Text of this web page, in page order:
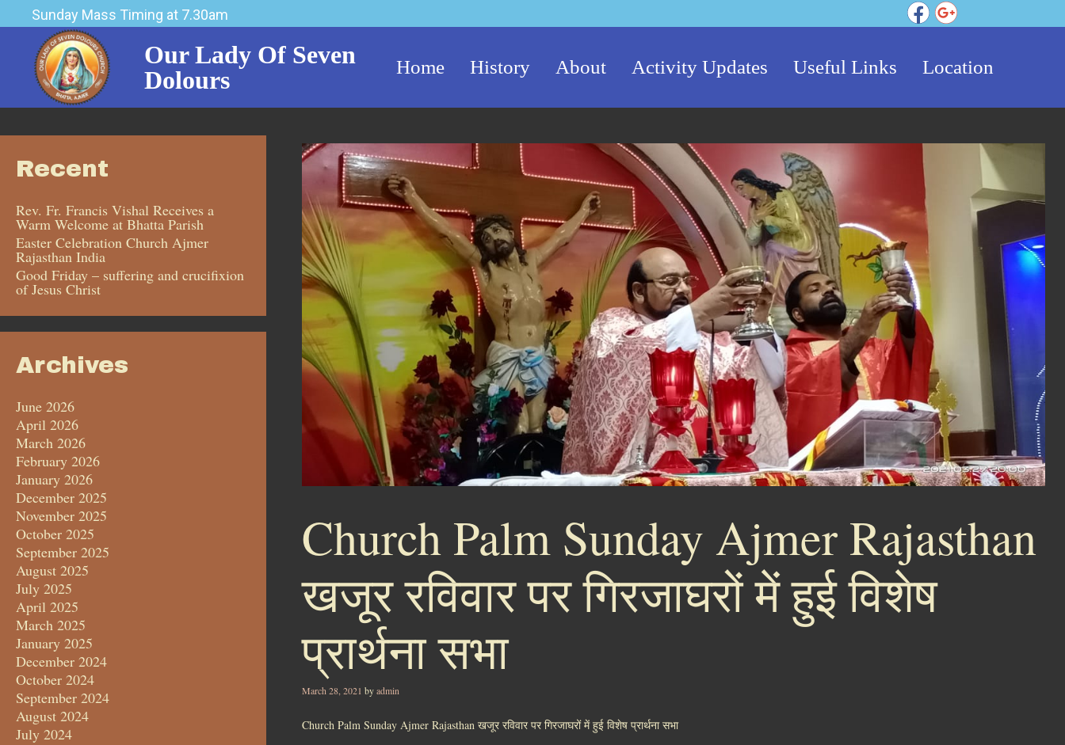
Sunday Mass Timing at 7.30am
Our Lady Of Seven
Dolours
Home History About Activity Updates Useful Links Location
Church Palm Sunday Ajmer Rajasthan
खजूर रविवार पर गिरजाघरों में हुई विशेष
प्रार्थना सभा
March 28, 2021 byadmin
Church Palm Sunday Ajmer Rajasthan खजूर रविवार पर गिरजाघरों में हुई विशेष प्रार्थना सभा
Recent
Rev. Fr. Francis Vishal Receives a
Warm Welcome at Bhatta Parish
Easter Celebration Church Ajmer
Rajasthan India
Good Friday – suffering and crucifixion
of Jesus Christ
Archives
June 2026
April 2026
March 2026
February 2026
January 2026
December 2025
November 2025
October 2025
September 2025
August 2025
July 2025
April 2025
March 2025
January 2025
December 2024
October 2024
September 2024
August 2024
July 2024